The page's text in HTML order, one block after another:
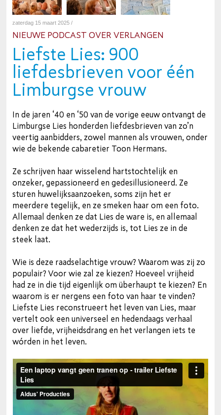
zaterdag 15 maart 2025 /
NIEUWE PODCAST OVER VERLANGEN
Liefste Lies: 900
liefdesbrieven voor één
Limburgse vrouw
In de jaren ‘40 en ‘50 van de vorige eeuw ontvangt de
Limburgse Lies honderden liefdesbrieven van zo’n
veertig aanbidders, zowel mannen als vrouwen, onder
wie de bekende cabaretier Toon Hermans.
Ze schrijven haar wisselend hartstochtelijk en
onzeker, gepassioneerd en gedesillusioneerd. Ze
sturen huwelijksaanzoeken, soms zijn het er
meerdere tegelijk, en ze smeken haar om een foto.
Allemaal denken ze dat Lies de ware is, en allemaal
denken ze dat het wederzijds is, tot Lies ze in de
steek laat.
Wie is deze raadselachtige vrouw? Waarom was zij zo
populair? Voor wie zal ze kiezen? Hoeveel vrijheid
had ze in die tijd eigenlijk om überhaupt te kiezen? En
waarom is er nergens een foto van haar te vinden?
Liefste Lies reconstrueert het leven van Lies, maar
vertelt ook een universeel en hedendaags verhaal
over liefde, vrijheidsdrang en het verlangen iets te
wórden in het leven.